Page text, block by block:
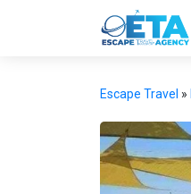
Escape Travel »